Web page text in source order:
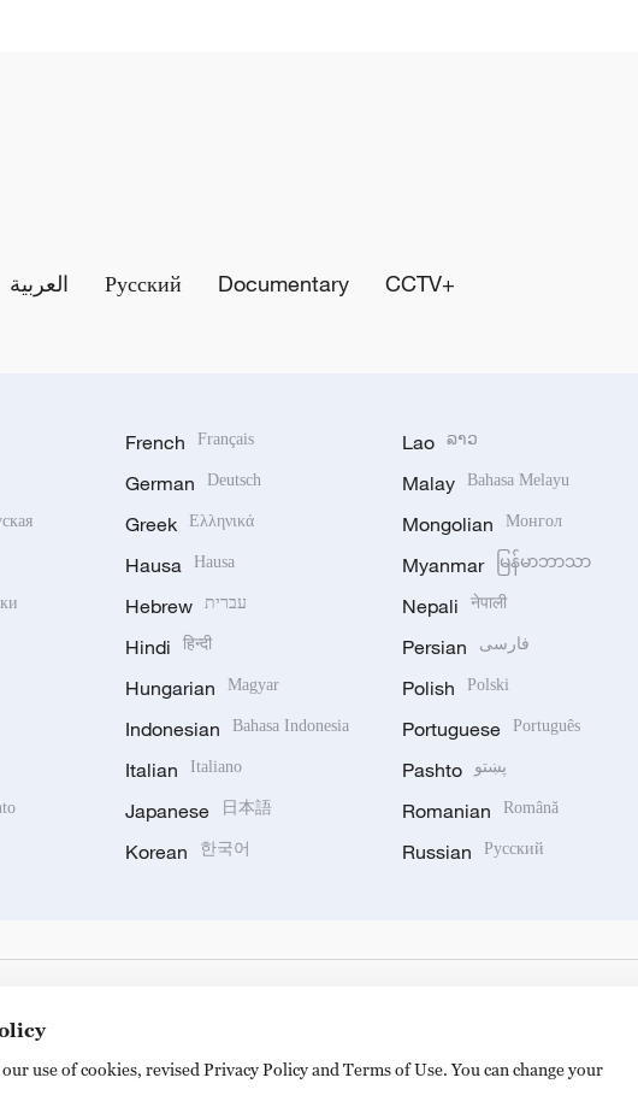
العربية Русский Documentary CCTV+
French Français
German Deutsch
Greek Ελληνικά
Hausa Hausa
Hebrew עברית
Hindi हिन्दी
Hungarian Magyar
Indonesian Bahasa Indonesia
Italian Italiano
Japanese 日本語
Korean 한국어
Lao ລາວ
Malay Bahasa Melayu
Mongolian Монгол
Myanmar မြန်မာဘာသာ
Nepali नेपाली
Persian فارسی
Polish Polski
Portuguese Português
Pashto پښتو
Romanian Română
Russian Русский
use of cookies, revised Privacy Policy and Terms of Use. You can change your